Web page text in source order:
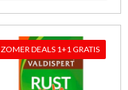
ZOMER DEALS 1+1 GRATIS